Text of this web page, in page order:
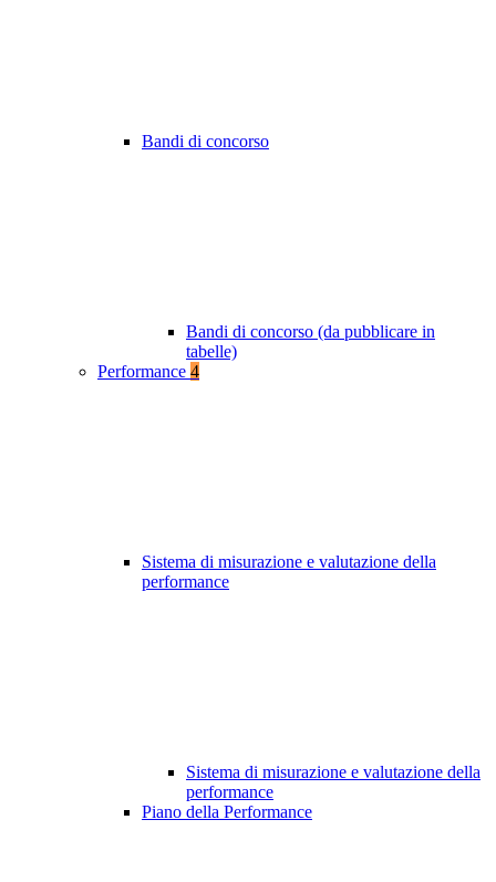
Bandi di concorso
Bandi di concorso (da pubblicare in
tabelle)
Performance 4
Sistema di misurazione e valutazione della
performance
Sistema di misurazione e valutazione della
performance
Piano della Performance